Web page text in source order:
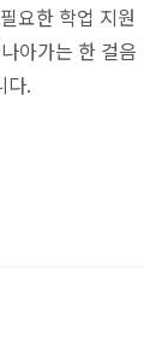
요한 학업 지원
아가는 한 걸음
다.